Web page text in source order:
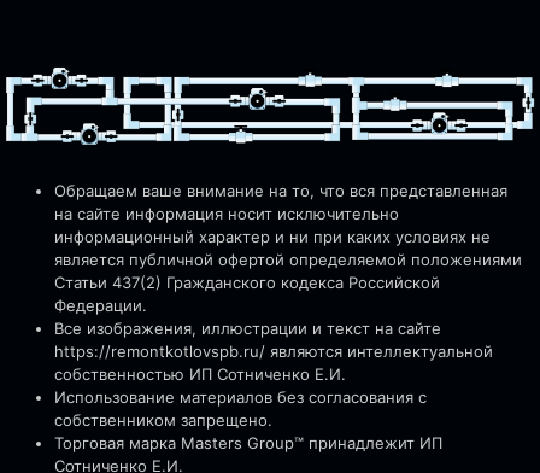
Обращаем ваше внимание на то, что вся представленная
на сайте информация носит исключительно
информационный характер и ни при каких условиях не
является публичной офертой определяемой положениями
Статьи 437(2) Гражданского кодекса Российской
Федерации.
Все изображения, иллюстрации и текст на сайте
https://remontkotlovspb.ru/ являются интеллектуальной
собственностью ИП Сотниченко Е.И.
Использование материалов без согласования с
собственником запрещено.
Торговая марка Masters Group™ принадлежит ИП
Сотниченко Е.И.